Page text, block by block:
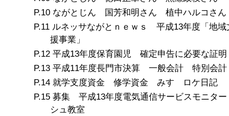
ながとじん 国芳和明さん 植中ハルコさん
ルネッサながとｎｅｗｓ 平成13年度「地域
援事業」
平成13年度保育園児 確定申告に必要な証明
平成11年度長門市決算 一般会計 特別会計
就学支度資金 修学資金 みすゞロケ日記
募集 平成13年度電気通信サービスモニタ
シュ教室